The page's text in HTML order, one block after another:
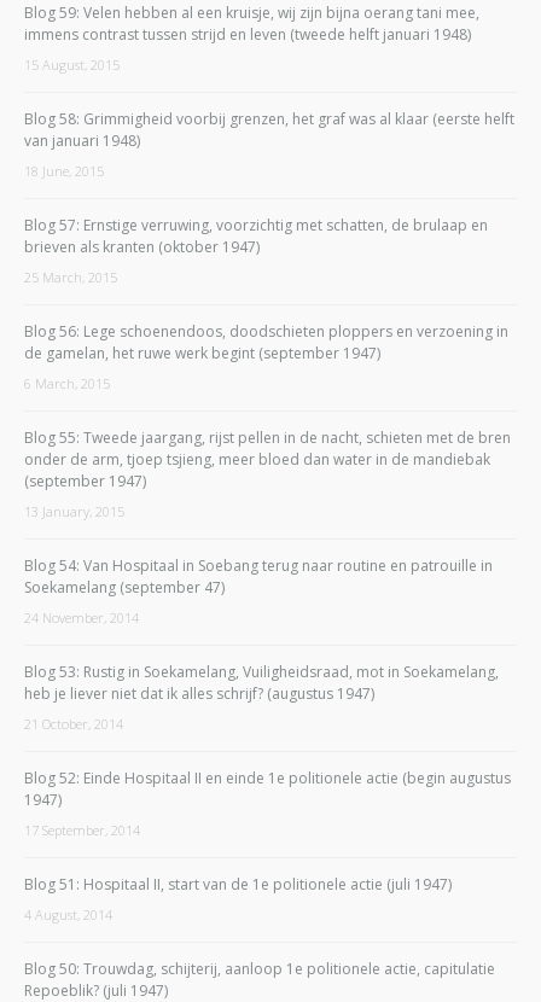
Blog 59: Velen hebben al een kruisje, wij zijn bijna oerang tani mee,
immens contrast tussen strijd en leven (tweede helft januari 1948)
15 August, 2015
Blog 58: Grimmigheid voorbij grenzen, het graf was al klaar (eerste helft
van januari 1948)
18 June, 2015
Blog 57: Ernstige verruwing, voorzichtig met schatten, de brulaap en
brieven als kranten (oktober 1947)
25 March, 2015
Blog 56: Lege schoenendoos, doodschieten ploppers en verzoening in
de gamelan, het ruwe werk begint (september 1947)
6 March, 2015
Blog 55: Tweede jaargang, rijst pellen in de nacht, schieten met de bren
onder de arm, tjoep tsjieng, meer bloed dan water in de mandiebak
(september 1947)
13 January, 2015
Blog 54: Van Hospitaal in Soebang terug naar routine en patrouille in
Soekamelang (september 47)
24 November, 2014
Blog 53: Rustig in Soekamelang, Vuiligheidsraad, mot in Soekamelang,
heb je liever niet dat ik alles schrijf? (augustus 1947)
21 October, 2014
Blog 52: Einde Hospitaal II en einde 1e politionele actie (begin augustus
1947)
17 September, 2014
Blog 51: Hospitaal II, start van de 1e politionele actie (juli 1947)
4 August, 2014
Blog 50: Trouwdag, schijterij, aanloop 1e politionele actie, capitulatie
Repoeblik? (juli 1947)